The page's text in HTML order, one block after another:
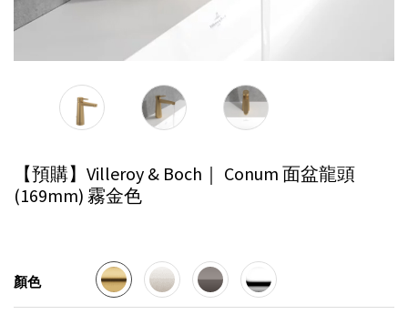
【預購】Villeroy & Boch｜ Conum 面盆龍頭
(169mm) 霧金色
顏色